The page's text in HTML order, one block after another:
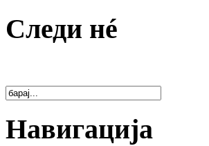
Следи нé
Навигација